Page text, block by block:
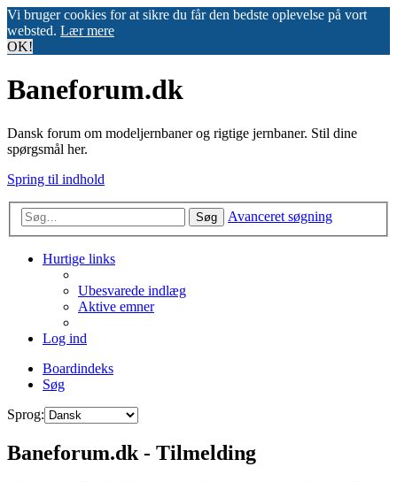
Vi bruger cookies for at sikre du får den bedste oplevelse på vort
websted. Lær mere
OK!
Baneforum.dk
Dansk forum om modeljernbaner og rigtige jernbaner. Stil dine
spørgsmål her.
Spring til indhold
Søg Avanceret søgning
Hurtige links
Ubesvarede indlæg
Aktive emner
Log ind
Boardindeks
Søg
Sprog:
Baneforum.dk - Tilmelding